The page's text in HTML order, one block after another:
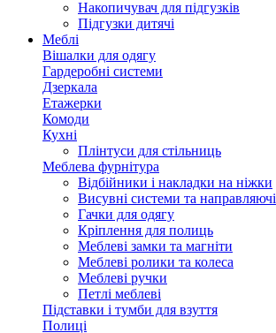
Накопичувач для підгузків
Підгузки дитячі
Меблі
Вішалки для одягу
Гардеробні системи
Дзеркала
Етажерки
Комоди
Кухні
Плінтуси для стільниць
Меблева фурнітура
Відбійники і накладки на ніжки
Висувні системи та направляючі
Гачки для одягу
Кріплення для полиць
Меблеві замки та магніти
Меблеві ролики та колеса
Меблеві ручки
Петлі меблеві
Підставки і тумби для взуття
Полиці